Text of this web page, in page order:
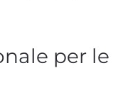
per le